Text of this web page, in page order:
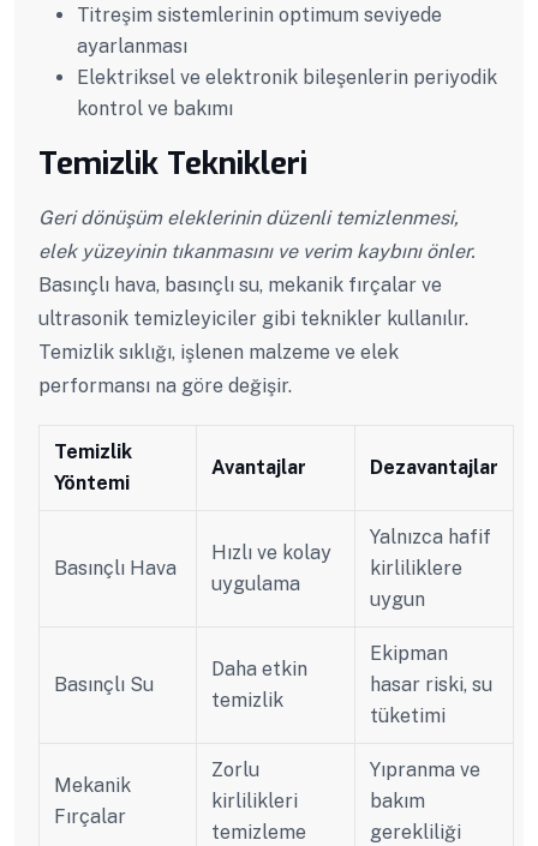
Titreşim sistemlerinin optimum seviyede
ayarlanması
Elektriksel ve elektronik bileşenlerin periyodik
kontrol ve bakımı
Temizlik Teknikleri
Geri dönüşüm eleklerinin düzenli temizlenmesi,
elek yüzeyinin tıkanmasını ve verim kaybını önler.
Basınçlı hava, basınçlı su, mekanik fırçalar ve
ultrasonik temizleyiciler gibi teknikler kullanılır.
Temizlik sıklığı, işlenen malzeme ve elek
performansı na göre değişir.
Temizlik
Yöntemi
Avantajlar Dezavantajlar
Basınçlı Hava
Hızlı ve kolay
uygulama
Yalnızca hafif
kirliliklere
uygun
Basınçlı Su
Daha etkin
temizlik
Ekipman
hasar riski, su
tüketimi
Mekanik
Fırçalar
Zorlu
kirlilikleri
temizleme
Yıpranma ve
bakım
gerekliliği